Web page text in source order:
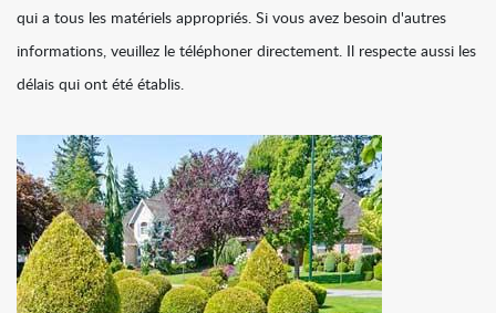
qui a tous les matériels appropriés. Si vous avez besoin d'autres
informations, veuillez le téléphoner directement. Il respecte aussi les
délais qui ont été établis.